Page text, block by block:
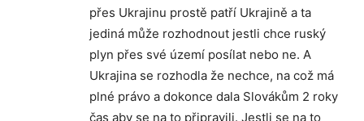
přes Ukrajinu prostě patří Ukrajině a ta
jediná může rozhodnout jestli chce ruský
plyn přes své území posílat nebo ne. A
Ukrajina se rozhodla že nechce, na což má
plné právo a dokonce dala Slovákům 2 roky
čas aby se na to připravili. Jestli se na to